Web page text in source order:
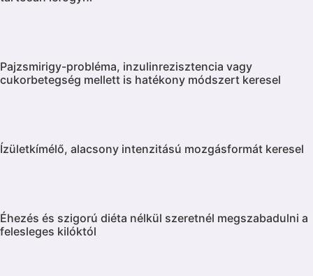
Pajzsmirigy-probléma, inzulinrezisztencia vagy
cukorbetegség mellett is hatékony módszert keresel
Ízületkímélő, alacsony intenzitású mozgásformát keresel
Éhezés és szigorú diéta nélkül szeretnél megszabadulni a
felesleges kilóktól